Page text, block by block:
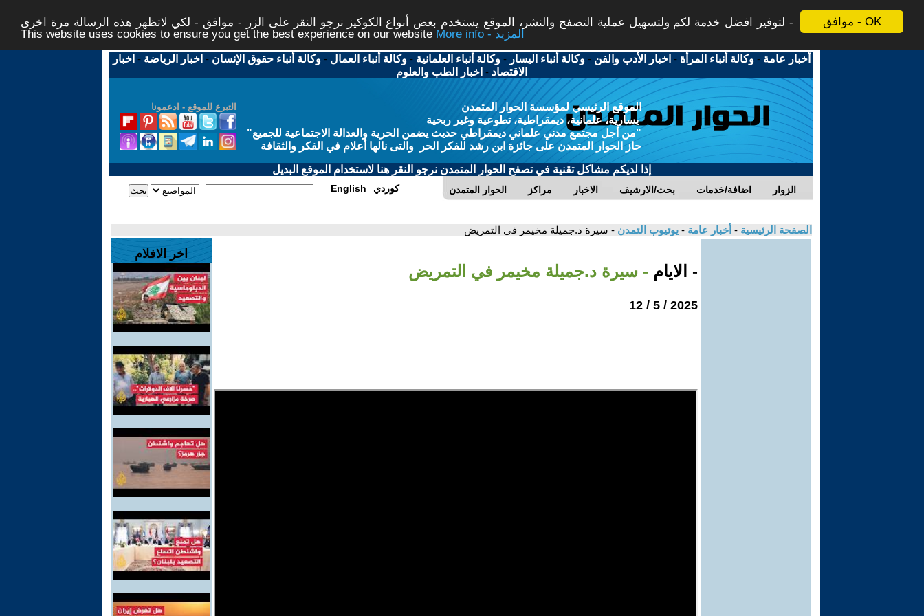
موافق - OK
لتوفير افضل خدمة لكم ولتسهيل عملية التصفح والنشر، الموقع يستخدم بعض أنواع الكوكيز نرجو النقر على الزر - موافق - لكي لاتظهر هذه الرسالة مرة اخرى -
This website uses cookies to ensure you get the best experience on our website
More info - المزيد
أخبار عامة -وكالة أنباء المرأة - اخبار الأدب والفن -وكالة أنباء اليسار -وكالة أنباء العلمانية -وكالة أنباء العمال -وكالة أنباء حقوق الإنسان - اخبار الرياضة - اخبار
الاقتصاد - اخبار الطب والعلوم
التبرع للموقع - ادعمونا
الموقع الرئيسي لمؤسسة الحوار المتمدن
يسارية، علمانية، ديمقراطية، تطوعية وغير ربحية
"من أجل مجتمع مدني علماني ديمقراطي حديث يضمن الحرية والعدالة الاجتماعية للجميع"
حاز الحوار المتمدن على جائزة ابن رشد للفكر الحر والتى نالها أعلام في الفكر والثقافة
إذا لديكم مشاكل تقنية في تصفح الحوار المتمدن نرجو النقر هنا لاستخدام الموقع البديل
الحوار المتمدن مراكز الاخبار بحث/الارشيف اضافة/خدمات الزوار English كوردي
الصفحة الرئيسية - أخبار عامة - يوتيوب التمدن - سيرة د.جميلة مخيمر في التمريض
- الايام - سيرة د.جميلة مخيمر في التمريض
2025 / 5 / 12
اخر الافلام